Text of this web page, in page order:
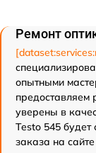
Ремонт
опытными
уверены в
Testo 545
заказа на